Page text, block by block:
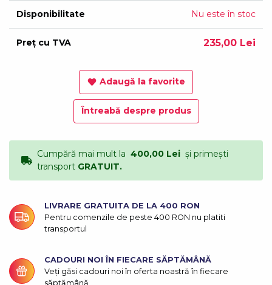
Disponibilitate Nu este în stoc
Preț cu TVA 235,00 Lei
Adaugă la favorite
Întreabă despre produs
Cumpără mai mult la 400,00 Lei și primești
transport GRATUIT.
LIVRARE GRATUITA DE LA 400 RON
Pentru comenzile de peste 400 RON nu platiti
transportul
CADOURI NOI ÎN FIECARE SĂPTĂMÂNĂ
Veți găsi cadouri noi în oferta noastră în fiecare
săptămână